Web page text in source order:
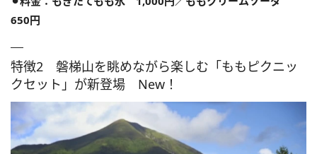
650円
特徴2 磐梯山を眺めながら楽しむ「ももピクニッ
クセット」が新登場 New！